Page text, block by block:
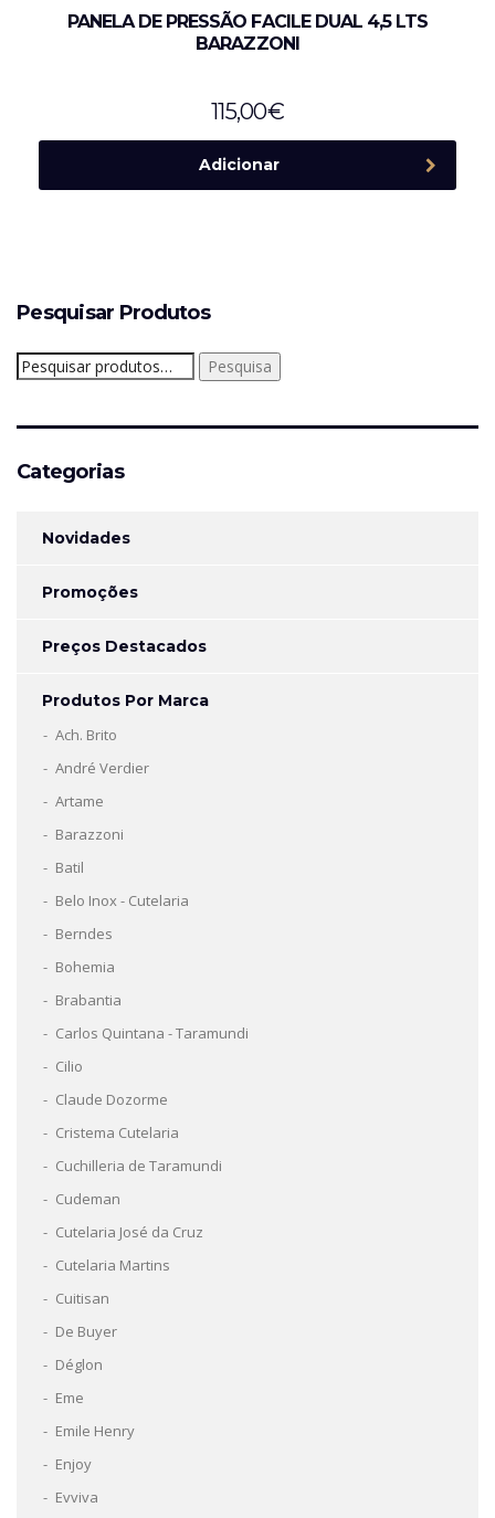
PANELA DE PRESSÃO FACILE DUAL 4,5 LTS
BARAZZONI
115,00€
Adicionar
Pesquisar Produtos
Pesquisar
por:
Pesquisa
Categorias
Novidades
Promoções
Preços Destacados
Produtos Por Marca
Ach. Brito
André Verdier
Artame
Barazzoni
Batil
Belo Inox - Cutelaria
Berndes
Bohemia
Brabantia
Carlos Quintana - Taramundi
Cilio
Claude Dozorme
Cristema Cutelaria
Cuchilleria de Taramundi
Cudeman
Cutelaria José da Cruz
Cutelaria Martins
Cuitisan
De Buyer
Déglon
Eme
Emile Henry
Enjoy
Evviva